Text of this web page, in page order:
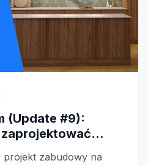
(Update #9):
projekt zabudowy na